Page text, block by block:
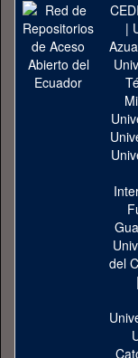
|
del
|